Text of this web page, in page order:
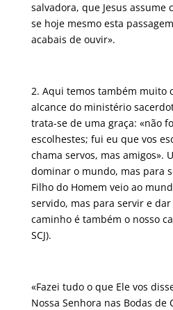
salvadora, que Jesus assume
se hoje mesmo esta
acabais de ouvir».
2. Aqui temos também muito
alcance do ministério
trata-se de uma graça: «não
escolhestes; fui eu que vos
chama servos, mas amigos».
dominar o mundo, mas para
Filho do Homem veio ao
servido, mas para servir e dar
caminho é também o nosso
SCJ).
«Fazei tudo o que Ele vos
Nossa Senhora nas Bodas de